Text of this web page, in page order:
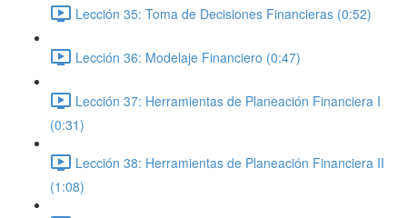
Lección 35: Toma de Decisiones Financieras (0:52)
Lección 36: Modelaje Financiero (0:47)
Lección 37: Herramientas de Planeación Financiera I
(0:31)
Lección 38: Herramientas de Planeación Financiera II
(1:08)